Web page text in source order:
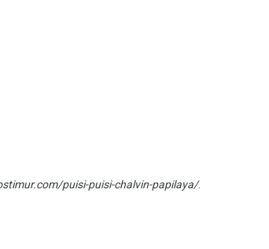
puisi-puisi-chalvin-papilaya/.